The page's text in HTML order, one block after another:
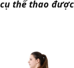
thể thao